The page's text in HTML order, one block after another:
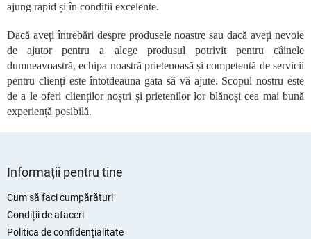
l
s
t
ă
r
i
ajung rapid și în condiții excelente.
Dacă aveți întrebări despre produsele noastre sau dacă aveți nevoie
de ajutor pentru a alege produsul potrivit pentru câinele
dumneavoastră, echipa noastră prietenoasă și competentă de servicii
pentru clienți este întotdeauna gata să vă ajute. Scopul nostru este
de a le oferi clienților noștri și prietenilor lor blănoși cea mai bună
experiență posibilă.
Informații pentru tine
Cum să faci cumpărături
Condiții de afaceri
Politica de confidențialitate